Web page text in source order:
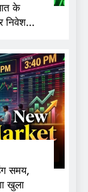
के
निवेशकों
समय,
खुला